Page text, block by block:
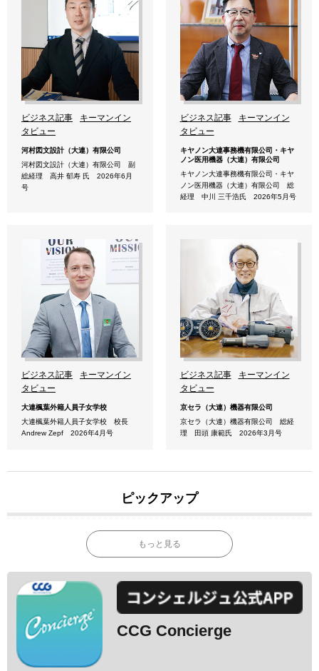
ビジネス記事
キーマンイン
タビュー
河村図文設計（大連）有限公司
河村図文設計（大連）有限公司 副
総経理 高井 郁寿 氏 2026年6月
号
ビジネス記事
キーマンイン
タビュー
キヤノン大連事務機有限公司・キヤ
ノン医用機器（大連）有限公司
キヤノン大連事務機有限公司・キヤ
ノン医用機器（大連）有限公司 総
経理 中川 三千浩氏 2026年5月号
ビジネス記事
キーマンイン
タビュー
大連楓葉外籍人員子女学校
大連楓葉外籍人員子女学校 校長
Andrew Zepf 2026年4月号
ビジネス記事
キーマンイン
タビュー
京セラ（大連）機器有限公司
京セラ（大連）機器有限公司 総経
理 田頭 康範氏 2026年3月号
ピックアップ
もっと見る
CCG Concierge